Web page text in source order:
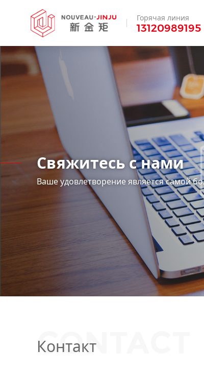
Горячая линия
13120989195
Свяжитесь с нами
Ваше удовлетворение является самой
Контакт
CONTACT